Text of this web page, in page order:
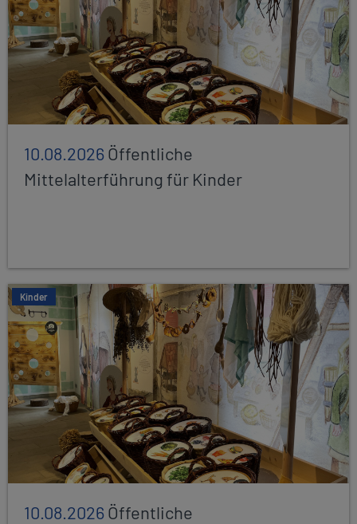
10.08.2026Öffentliche
Mittelalterführung für Kinder
Kinder
10.08.2026Öffentliche